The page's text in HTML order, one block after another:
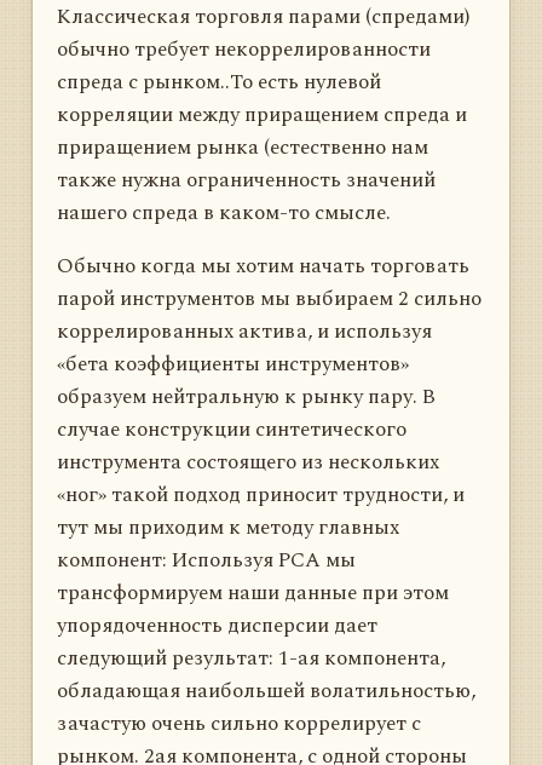
Классическая торговля парами (спредами)
обычно требует некоррелированности
спреда с рынком..То есть нулевой
корреляции между приращением спреда и
приращением рынка (естественно нам
также нужна ограниченность значений
нашего спреда в каком-то смысле.
Обычно когда мы хотим начать торговать
парой инструментов мы выбираем 2 сильно
коррелированных актива, и используя
«бета коэффициенты инструментов»
образуем нейтральную к рынку пару. В
случае конструкции синтетического
инструмента состоящего из нескольких
«ног» такой подход приносит трудности, и
тут мы приходим к методу главных
компонент: Используя PCA мы
трансформируем наши данные при этом
упорядоченность дисперсии дает
следующий результат: 1-ая компонента,
обладающая наибольшей волатильностью,
зачастую очень сильно коррелирует с
рынком. 2ая компонента, с одной стороны